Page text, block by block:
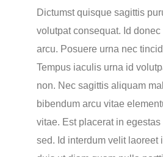
Dictumst quisque sagittis
volutpat consequat. Id
arcu. Posuere urna nec
Tempus iaculis urna id
non. Nec sagittis aliquam
bibendum arcu vitae
vitae. Est placerat in
sed. Id interdum velit laoreet